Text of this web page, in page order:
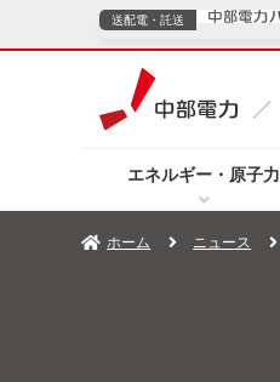
エネルギー・原子力
送配電・託送
TOPページへ
TOPページへ
ホーム ニュース